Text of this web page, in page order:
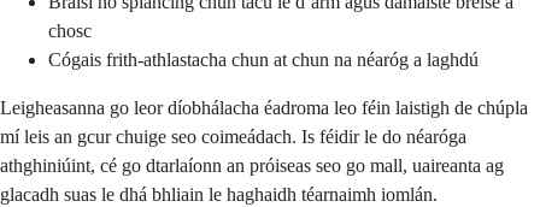
chosc
Cógais frith-athlastacha chun at chun na néaróg a laghdú
Leigheasanna go leor díobhálacha éadroma leo féin laistigh de chúpla
mí leis an gcur chuige seo coimeádach. Is féidir le do néaróga
athghiniúint, cé go dtarlaíonn an próiseas seo go mall, uaireanta ag
glacadh suas le dhá bhliain le haghaidh téarnaimh iomlán.